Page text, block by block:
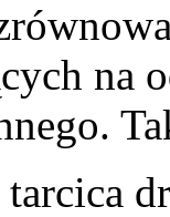
na
tarcica